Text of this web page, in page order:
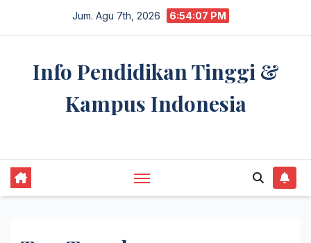
Jum. Agu 7th, 2026 6:54:08 PM
Info Pendidikan Tinggi &
Kampus Indonesia